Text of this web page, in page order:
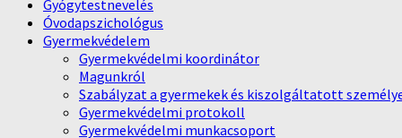
Gyógytestnevelés
Óvodapszichológus
Gyermekvédelem
Gyermekvédelmi koordinátor
Magunkról
Szabályzat a gyermekek és kiszolgáltatott
Gyermekvédelmi protokoll
Gyermekvédelmi munkacsoport